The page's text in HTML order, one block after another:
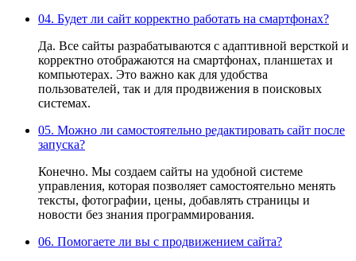
04. Будет ли сайт корректно работать на смартфонах?
Да. Все сайты разрабатываются с адаптивной версткой и
корректно отображаются на смартфонах, планшетах и
компьютерах. Это важно как для удобства
пользователей, так и для продвижения в поисковых
системах.
05. Можно ли самостоятельно редактировать сайт после
запуска?
Конечно. Мы создаем сайты на удобной системе
управления, которая позволяет самостоятельно менять
тексты, фотографии, цены, добавлять страницы и
новости без знания программирования.
06. Помогаете ли вы с продвижением сайта?